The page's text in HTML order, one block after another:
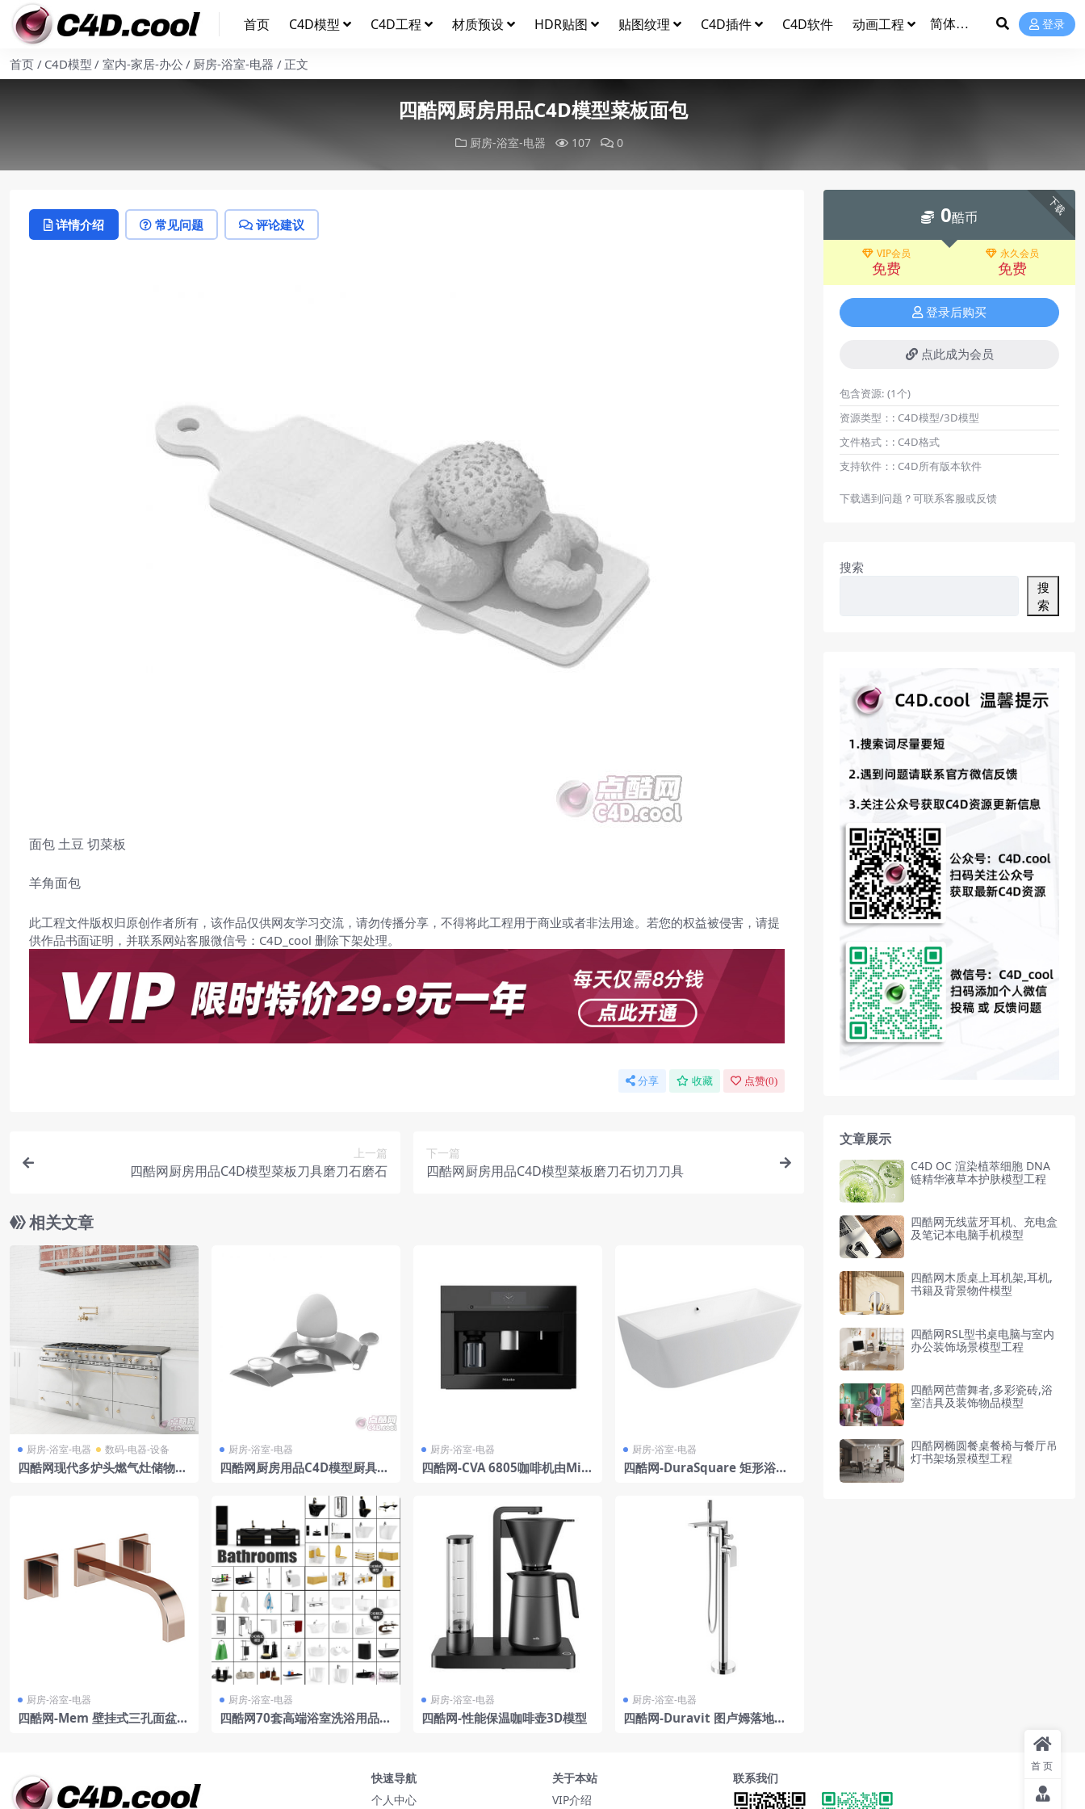
首页 C4D模型 C4D工程 材质预设 HDR贴图 贴图纹理 C4D插件 C4D软件 动画工程 登录
首页 C4D模型 室内-家居-办公 厨房-浴室-电器 正文
四酷网厨房用品C4D模型菜板面包
厨房-浴室-电器 107 0
详情介绍 常见问题 评论建议
面包 土豆 切菜板
羊角面包
此工程文件版权归原创作者所有，该作品仅供网友学习交流，请勿传播分享，不得将此工程用于商业或者非法用途。若您的权益被侵害，请提
供作品书面证明，并联系网站客服微信号：C4D_cool 删除下架处理。
分享 收藏 点赞(0)
上一篇
四酷网厨房用品C4D模型菜板刀具磨刀石磨石
下一篇
四酷网厨房用品C4D模型菜板磨刀石切刀刀具
相关文章
厨房-浴室-电器 数码-电器-设备
四酷网现代多炉头燃气灶储物柜
厨房-浴室-电器
四酷网厨房用品C4D模型厨具蛋
厨房-浴室-电器
四酷网-CVA 6805咖啡机由Miel
厨房-浴室-电器
四酷网-DuraSquare 矩形浴缸
用品3D模型 由 Duravit
厨房-浴室-电器
四酷网-Mem 壁挂式三孔面盆水
厨房-浴室-电器
四酷网70套高端浴室洗浴用品配
厨房-浴室-电器
四酷网-性能保温咖啡壶3D模型
厨房-浴室-电器
四酷网-Duravit 图卢姆落地式
下载
0酷币
VIP会员
免费
永久会员
免费
登录后购买
点此成为会员
包含资源: (1个)
资源类型：: C4D模型/3D模型
文件格式：: C4D格式
支持软件：: C4D所有版本软件
下载遇到问题？可联系客服或反馈
搜索
搜
索
文章展示
C4D OC 渲染植萃细胞 DNA
链精华液草本护肤模型工程
四酷网无线蓝牙耳机、充电盒
及笔记本电脑手机模型
四酷网木质桌上耳机架,耳机,
书籍及背景物件模型
四酷网RSL型书桌电脑与室内
办公装饰场景模型工程
四酷网芭蕾舞者,多彩瓷砖,浴
室洁具及装饰物品模型
四酷网椭圆餐桌餐椅与餐厅吊
灯书架场景模型工程
快速导航
个人中心
关于本站
VIP介绍
联系我们
首页